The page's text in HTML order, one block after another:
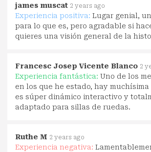
james muscat 2 years ago
Experiencia positiva: Lugar genial,
para lo que es, pero agradable si
quieres una visión general de la
Francesc Josep Vicente Blanco 2
Experiencia fantástica: Uno de los
en los que he estado, hay
es súper dinámico interactivo y
adaptado para sillas de ruedas.
Ruthe M 2 years ago
Experiencia negativa: